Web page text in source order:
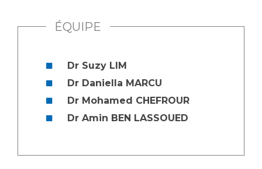
Qualité
Protection des données
ÉQUIPE
Dr Suzy LIM
Dr Daniella MARCU
Dr Mohamed CHEFROUR
Dr Amin BEN LASSOUED